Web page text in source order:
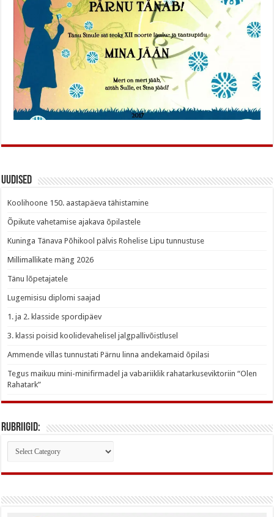
Uudised
Koolihoone 150. aastapäeva tähistamine
Õpikute vahetamise ajakava õpilastele
Kuninga Tänava Põhikool pälvis Rohelise Lipu tunnustuse
Millimallikate mäng 2026
Tänu lõpetajatele
Lugemisisu diplomi saajad
1. ja 2. klasside spordipäev
3. klassi poisid koolidevahelisel jalgpallivõistlusel
Ammende villas tunnustati Pärnu linna andekamaid õpilasi
Tegus maikuu mini-minifirmadel ja vabariiklik rahatarkuseviktoriin “Olen
Rahatark”
Rubriigid:
Rubriigid: